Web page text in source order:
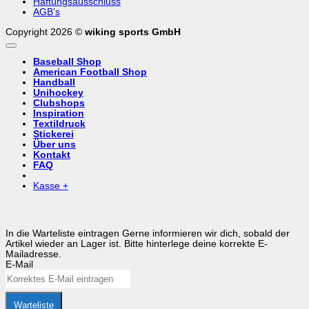
AGB’s
Copyright 2026 © wiking sports GmbH
Baseball Shop
American Football Shop
Handball
Unihockey
Clubshops
Inspiration
Textildruck
Stickerei
Über uns
Kontakt
FAQ
Kasse +
In die Warteliste eintragen Gerne informieren wir dich, sobald der
Artikel wieder an Lager ist. Bitte hinterlege deine korrekte E-
Mailadresse.
E-Mail
Warteliste